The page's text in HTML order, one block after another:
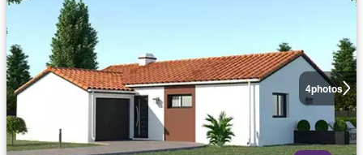
4photos